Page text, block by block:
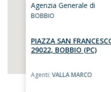
Agenzia Generale di
BOBBIO
PIAZZA SAN
29022, BOBBIO (PC)
Agenti:VALLA MARCO